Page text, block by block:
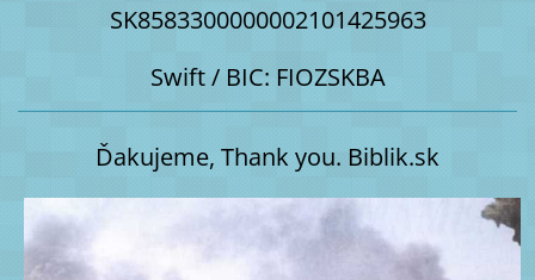
SK8583300000002101425963
Swift / BIC: FIOZSKBA
Ďakujeme, Thank you. Biblik.sk